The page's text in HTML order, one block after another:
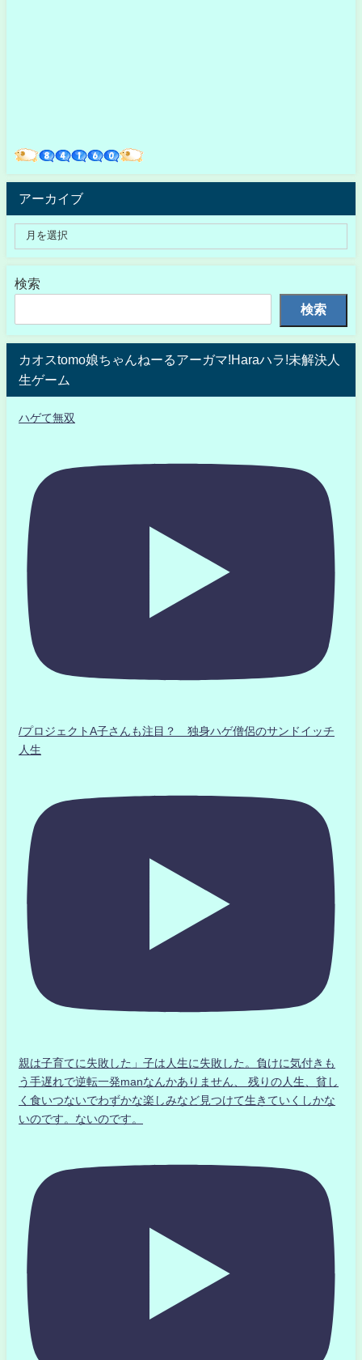
アーカイブ
検索
検索
カオスtomo娘ちゃんねーるアーガマ!Haraハラ!未解決人
生ゲーム
ハゲて無双
/プロジェクトA子さんも注目？ 独身ハゲ僧侶のサンドイッチ
人生
親は子育てに失敗した」子は人生に失敗した。負けに気付きも
う手遅れで逆転一発manなんかありません、 残りの人生、貧し
く食いつないでわずかな楽しみなど見つけて生きていくしかな
いのです。ないのです。